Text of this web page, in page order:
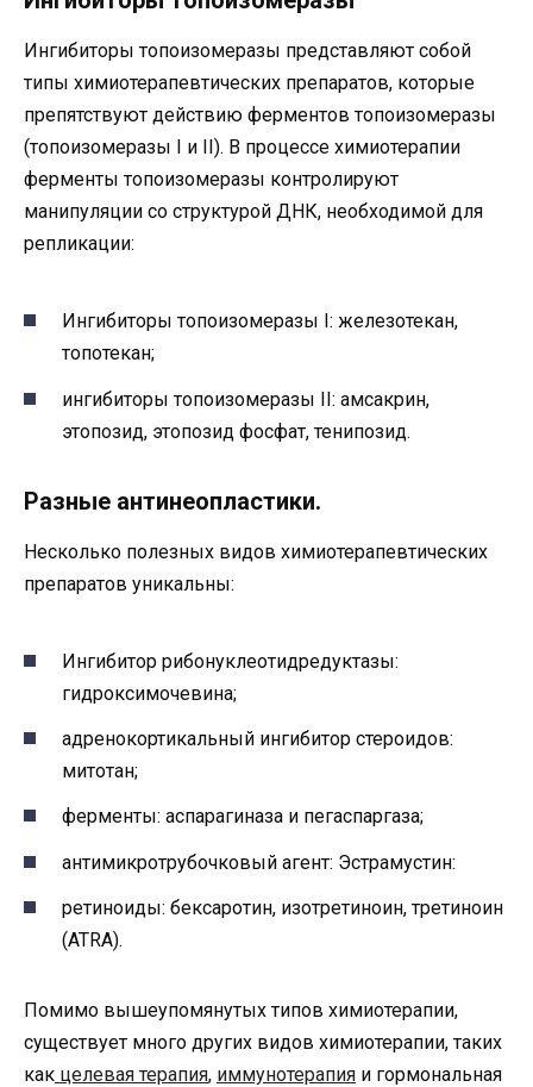
Ингибиторы топоизомеразы представляют собой
типы химиотерапевтических препаратов, которые
препятствуют действию ферментов топоизомеразы
(топоизомеразы I и II). В процессе химиотерапии
ферменты топоизомеразы контролируют
манипуляции со структурой ДНК, необходимой для
репликации:
Ингибиторы топоизомеразы I: железотекан,
топотекан;
ингибиторы топоизомеразы II: амсакрин,
этопозид, этопозид фосфат, тенипозид.
Разные антинеопластики.
Несколько полезных видов химиотерапевтических
препаратов уникальны:
Ингибитор рибонуклеотидредуктазы:
гидроксимочевина;
адренокортикальный ингибитор стероидов:
митотан;
ферменты: аспарагиназа и пегаспаргаза;
антимикротрубочковый агент: Эстрамустин:
ретиноиды: бексаротин, изотретиноин, третиноин
(ATRA).
Помимо вышеупомянутых типов химиотерапии,
существует много других видов химиотерапии, таких
как целевая терапия, иммунотерапия и гормональная